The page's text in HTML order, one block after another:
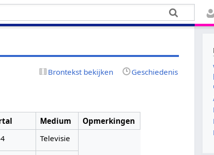
Brontekst bekijken Geschiedenis
Medium
Opmerkingen
Televisie